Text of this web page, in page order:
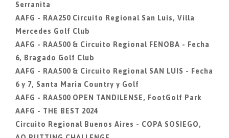
Serranita
AAFG - RAA250 Circuito Regional San Luis, Villa
Mercedes Golf Club
AAFG - RAA500 & Circuito Regional FENOBA - Fecha
6, Bragado Golf Club
AAFG - RAA500 & Circuito Regional SAN LUIS - Fecha
6 y 7, Santa Maria Country y Golf
AAFG - RAA500 OPEN TANDILENSE, FootGolf Park
AAFG - THE BEST 2024
Circuito Regional Buenos Aires - COPA SOSIEGO,